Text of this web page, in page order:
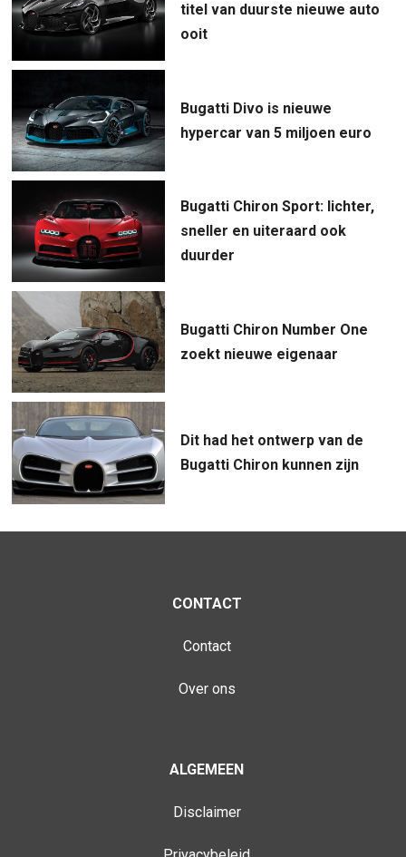
titel van duurste nieuwe auto
ooit
Bugatti Divo is nieuwe
hypercar van 5 miljoen euro
Bugatti Chiron Sport: lichter,
sneller en uiteraard ook
duurder
Bugatti Chiron Number One
zoekt nieuwe eigenaar
Dit had het ontwerp van de
Bugatti Chiron kunnen zijn
CONTACT
Contact
Over ons
ALGEMEEN
Disclaimer